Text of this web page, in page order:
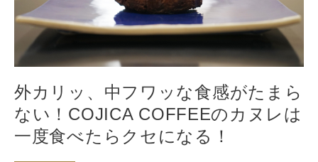
外カリッ、中フワッな食感がたまら
ない！COJICA COFFEEのカヌレは
一度食べたらクセになる！